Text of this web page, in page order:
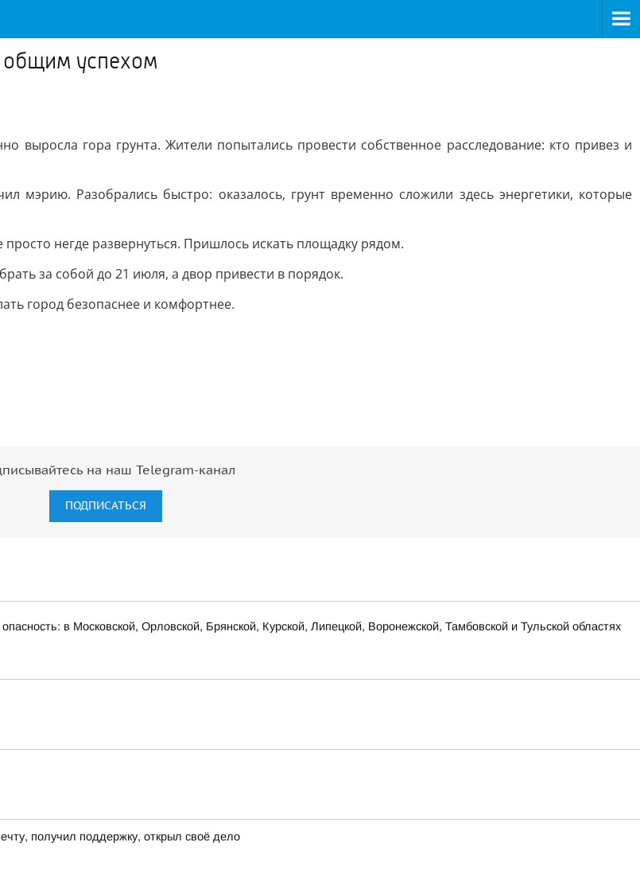
общим успехом
гора грунта. Жители попытались провести собственное расследование: кто привез и
мэрию. Разобрались быстро: оказалось, грунт временно сложили здесь энергетики, которые
негде развернуться. Пришлось искать площадку рядом.
за собой до 21 июля, а двор привести в порядок.
город безопаснее и комфортнее.
на наш Telegram-канал
ПОДПИСАТЬСЯ
в Московской, Орловской, Брянской, Курской, Липецкой, Воронежской, Тамбовской и Тульской областях
получил поддержку, открыл своё дело